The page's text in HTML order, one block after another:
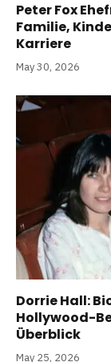
Peter Fox
Familie,
Karriere
May 30, 2026
Dorrie Hall:
Hollywood-
Überblick
May 25, 2026